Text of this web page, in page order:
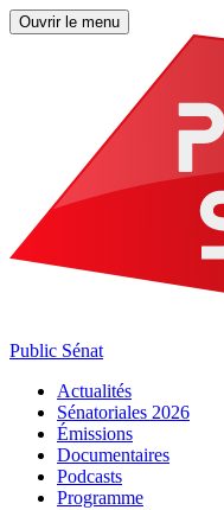
Ouvrir le menu
Public Sénat
Actualités
Sénatoriales 2026
Émissions
Documentaires
Podcasts
Programme